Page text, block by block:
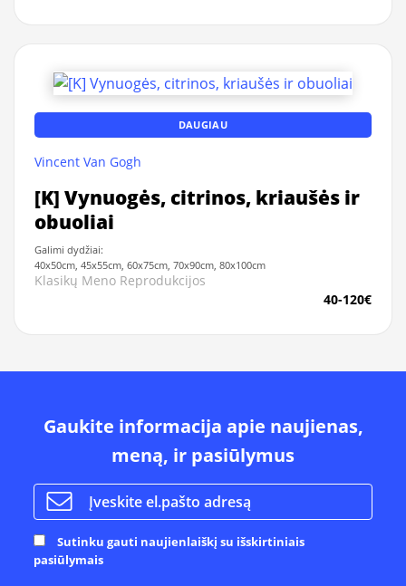
DAUGIAU
Vincent Van Gogh
[K] Vynuogės, citrinos, kriaušės ir
obuoliai
Galimi dydžiai:
40x50cm, 45x55cm, 60x75cm, 70x90cm, 80x100cm
Klasikų Meno Reprodukcijos
40-120€
Gaukite informacija apie naujienas,
meną, ir pasiūlymus
Sutinku gauti naujienlaiškį su išskirtiniais
pasiūlymais